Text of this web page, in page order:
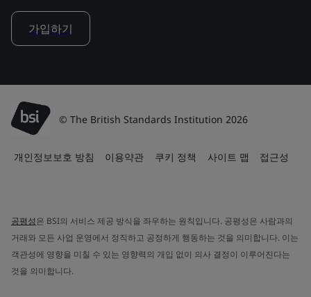
가입하기
© The British Standards Institution 2026
개인정보보호 방침 이용약관 쿠키 정책 사이트 맵 접근성
공평성은 BSI의 서비스 제공 방식을 좌우하는 원칙입니다. 공평성은 사람과의
거래와 모든 사업 운영에서 정직하고 공정하게 행동하는 것을 의미합니다. 이는
객관성에 영향을 미칠 수 있는 영향력의 개입 없이 의사 결정이 이루어진다는
것을 의미합니다.